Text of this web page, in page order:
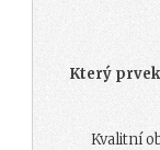
Který
Kvalitní